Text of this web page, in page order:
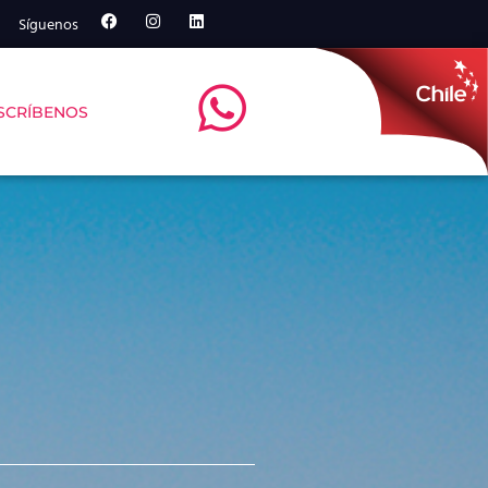
Síguenos